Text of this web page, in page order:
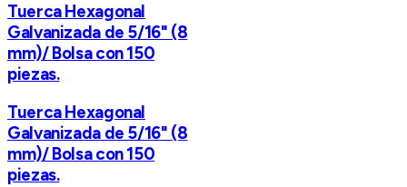
Tuerca Hexagonal
Galvanizada de 5/16" (8
mm)/ Bolsa con 150
piezas.
Tuerca Hexagonal
Galvanizada de 5/16" (8
mm)/ Bolsa con 150
piezas.